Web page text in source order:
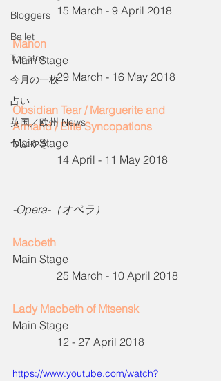
Bloggers
Ballet
Theatre
今月の一枚
占い
英国／欧州 News
つぶやき
                15 March - 9 April 2018
Manon
Main Stage
                29 March - 16 May 2018
Obsidian Tear / Marguerite and
Armand / Elite Syncopations
Main Stage
                14 April - 11 May 2018
-Opera-（オペラ）
Macbeth
Main Stage
                25 March - 10 April 2018
Lady Macbeth of Mtsensk
Main Stage
                12 - 27 April 2018
https://www.youtube.com/watch?